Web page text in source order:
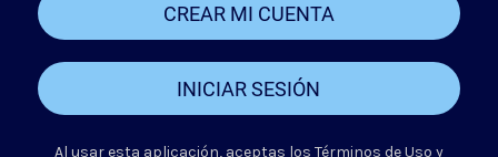
CREAR MI CUENTA
INICIAR SESIÓN
Al usar esta aplicación, aceptas los Términos de Uso y